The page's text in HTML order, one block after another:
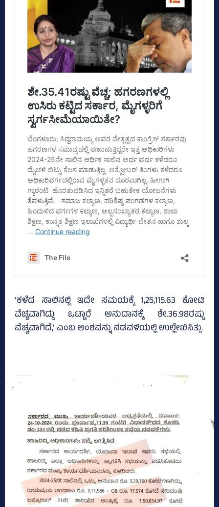
‘ಕಳೆದ ಸಾಲಿನಲ್ಲಿ ಇದೇ ಸಮಯಕ್ಕೆ 1,25,115.63 ಕೋಟಿ
ವೆಚ್ಚವಾಗಿದ್ದು ಒಟ್ಟಾರೆ ಅನುದಾನಕ್ಕೆ ಶೇ.36.98ರಷ್ಟು
ವೆಚ್ಚವಾಗಿದೆ,’ ಎಂಬ ಅಂಶವನ್ನು ನಡವಳಿಯಲ್ಲಿ ಉಲ್ಲೇಖಿಸಿತ್ತು.